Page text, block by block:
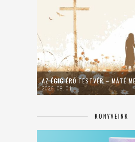
AZ ÉGIG ÉRŐ TESTVÉR – MÁTÉ
2026. 08. 01.
KÖNYVEINK